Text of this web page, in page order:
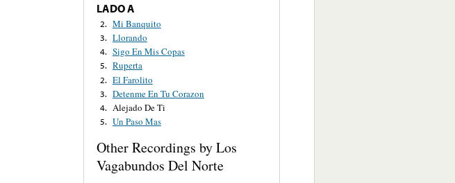
LADO A
2. Mi Banquito
3. Llorando
4. Sigo En Mis Copas
5. Ruperta
2. El Farolito
3. Detenme En Tu Corazon
4. Alejado De Ti
5. Un Paso Mas
Other Recordings by Los
Vagabundos Del Norte